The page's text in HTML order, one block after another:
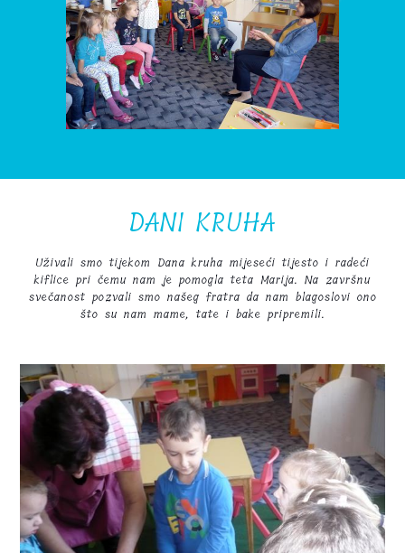
DANI KRUHA
Uživali smo tijekom Dana kruha mijeseći tijesto i radeći
kiflice pri čemu nam je pomogla teta Marija. Na završnu
svečanost pozvali smo našeg fratra da nam blagoslovi ono
što su nam mame, tate i bake pripremili.